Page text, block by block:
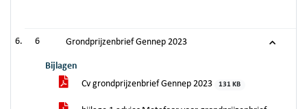
6 Grondprijzenbrief Gennep 2023
Bijlagen
Cv grondprijzenbrief Gennep 2023
131 KB